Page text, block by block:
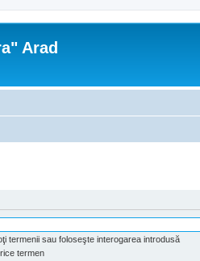
Arad
termenii sau foloseşte interogarea introdusă
termen